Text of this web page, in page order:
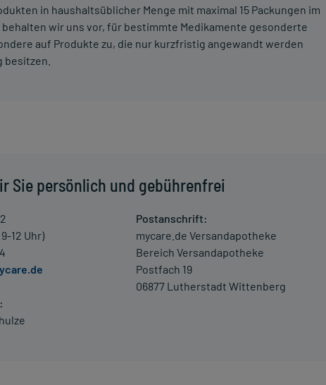
in haushaltsüblicher Menge mit maximal 15 Packungen im
wir uns vor, für bestimmte Medikamente gesonderte
auf Produkte zu, die nur kurzfristig angewandt werden
besitzen.
Sie persönlich und gebührenfrei
12 Uhr)
Postanschrift:
mycare.de Versandapotheke
Bereich Versandapotheke
Postfach 19
06877 Lutherstadt Wittenberg